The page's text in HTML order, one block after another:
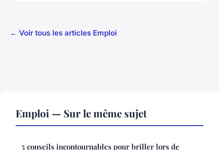
← Voir tous les articles Emploi
Emploi — Sur le même sujet
5 conseils incontournables pour briller lors de